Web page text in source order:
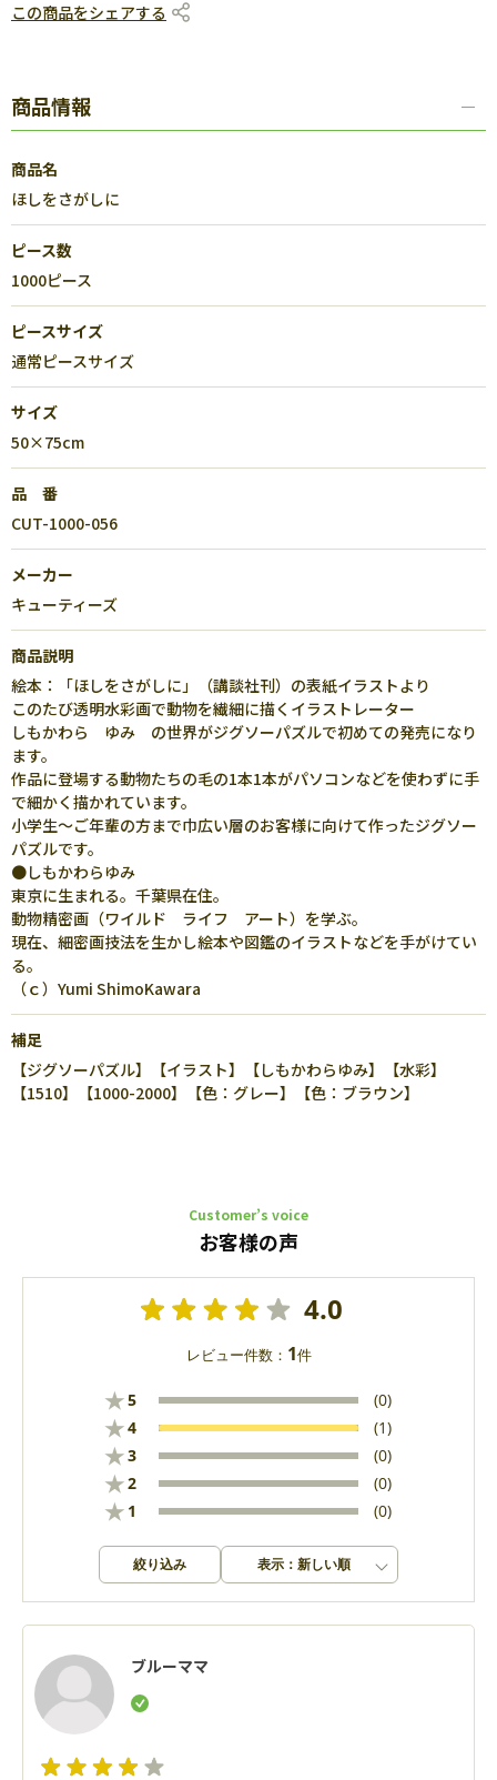
この商品をシェアする
商品情報
商品名
ほしをさがしに
ピース数
1000ピース
ピースサイズ
通常ピースサイズ
サイズ
50×75cm
品 番
CUT-1000-056
メーカー
キューティーズ
商品説明
絵本：「ほしをさがしに」（講談社刊）の表紙イラストより
このたび透明水彩画で動物を繊細に描くイラストレーター
しもかわら ゆみ の世界がジグソーパズルで初めての発売になり
ます。
作品に登場する動物たちの毛の1本1本がパソコンなどを使わずに手
で細かく描かれています。
小学生～ご年輩の方まで巾広い層のお客様に向けて作ったジグソー
パズルです。
●しもかわらゆみ
東京に生まれる。千葉県在住。
動物精密画（ワイルド ライフ アート）を学ぶ。
現在、細密画技法を生かし絵本や図鑑のイラストなどを手がけてい
る。
（ｃ）Yumi ShimoKawara
補足
【ジグソーパズル】【イラスト】【しもかわらゆみ】【水彩】
【1510】【1000-2000】【色：グレー】【色：ブラウン】
Customer’s voice
お客様の声
4.0
レビュー件数： 1件
★5 (0)
★4 (1)
★3 (0)
★2 (0)
★ 1 (0)
絞り込み 表示：新しい順
ブルーママ